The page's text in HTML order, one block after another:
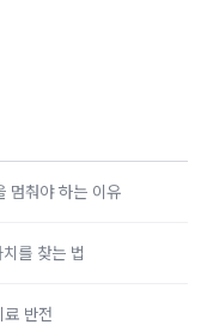
멈춰야 하는 이유
를 찾는 법
반전